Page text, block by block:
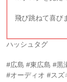
飛び跳ねて喜び
ハッシュタグ
#広島 #東広島 #黒
#オーディオ #スズ